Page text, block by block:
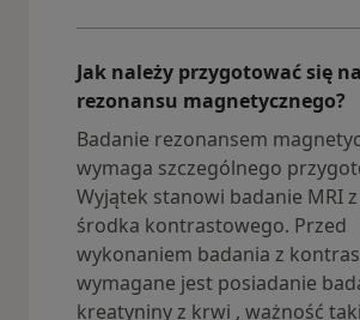
Jak należy przygotować się
rezonansu magnetycznego?
Badanie rezonansem
wymaga szczególnego
Wyjątek stanowi badanie MRI
środka kontrastowego. Przed
wykonaniem badania z
wymagane jest posiadanie
kreatyniny z krwi , ważność